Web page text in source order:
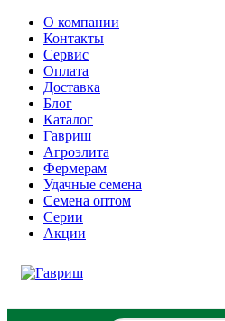
О компании
Контакты
Сервис
Оплата
Доставка
Блог
Каталог
Гавриш
Агроэлита
Фермерам
Удачные семена
Семена оптом
Серии
Акции